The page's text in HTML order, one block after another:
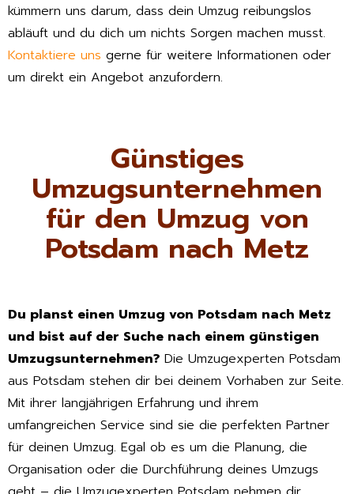
kümmern uns darum, dass dein Umzug reibungslos
abläuft und du dich um nichts Sorgen machen musst.
Kontaktiere uns gerne für weitere Informationen oder
um direkt ein Angebot anzufordern.
Günstiges
Umzugsunternehmen
für den Umzug von
Potsdam nach Metz
Du planst einen Umzug von Potsdam nach Metz
und bist auf der Suche nach einem günstigen
Umzugsunternehmen? Die Umzugexperten Potsdam
aus Potsdam stehen dir bei deinem Vorhaben zur Seite.
Mit ihrer langjährigen Erfahrung und ihrem
umfangreichen Service sind sie die perfekten Partner
für deinen Umzug. Egal ob es um die Planung, die
Organisation oder die Durchführung deines Umzugs